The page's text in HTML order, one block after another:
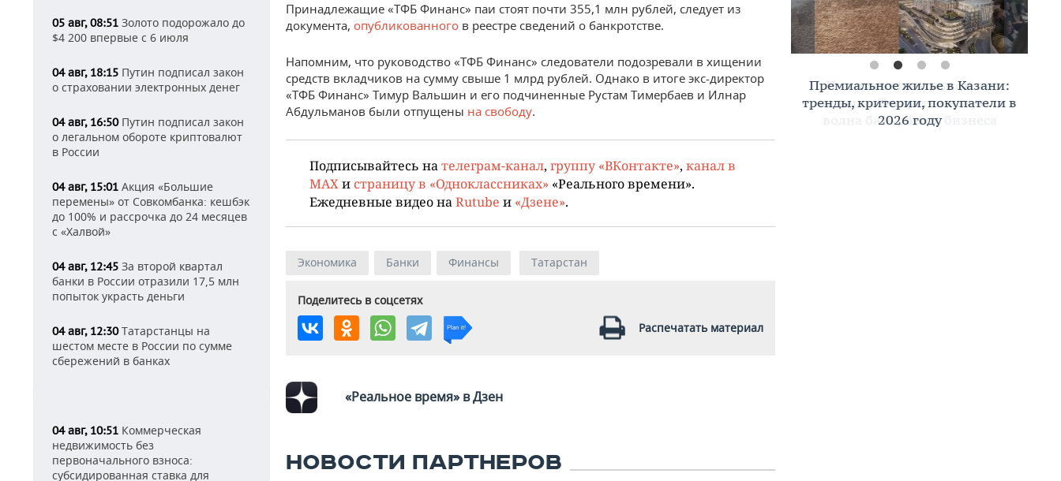
05 авг, 08:51 Золото подорожало до
$4 200 впервые с 6 июля
04 авг, 18:15 Путин подписал закон
о страховании электронных денег
04 авг, 16:50Путин подписал закон
о легальном обороте криптовалют
в России
04 авг, 15:01 Акция «Большие
перемены» от Совкомбанка: кешбэк
до 100% и рассрочка до 24 месяцев
с «Халвой»
04 авг, 12:45 За второй квартал
банки в России отразили 17,5 млн
попыток украсть деньги
04 авг, 12:30Татарстанцы на
шестом месте в России по сумме
сбережений в банках
04 авг, 10:51 Коммерческая
недвижимость без
первоначального взноса:
субсидированная ставка для
Принадлежащие «ТФБ Финанс» паи стоят почти 355,1 млн рублей, следует из
документа, опубликованного в реестре сведений о банкротстве.
Напомним, что руководство «ТФБ Финанс» следователи подозревали в хищении
средств вкладчиков на сумму свыше 1 млрд рублей. Однако в итоге экс-директор
«ТФБ Финанс» Тимур Вальшин и его подчиненные Рустам Тимербаев и Илнар
Абдульманов были отпущены на свободу.
Подписывайтесь нателеграм-канал, группу «ВКонтакте», канал в
MAXи страницу в «Одноклассниках» «Реального времени».
Ежедневные видео наRutube и «Дзене».
Экономика Банки Финансы Татарстан
Поделитесь в соцсетях
Распечатать материал
«Реальное время» в Дзен
НОВОСТИ ПАРТНЕРОВ
Премиальное жилье в Казани:
тренды, критерии, покупатели в
2026 году